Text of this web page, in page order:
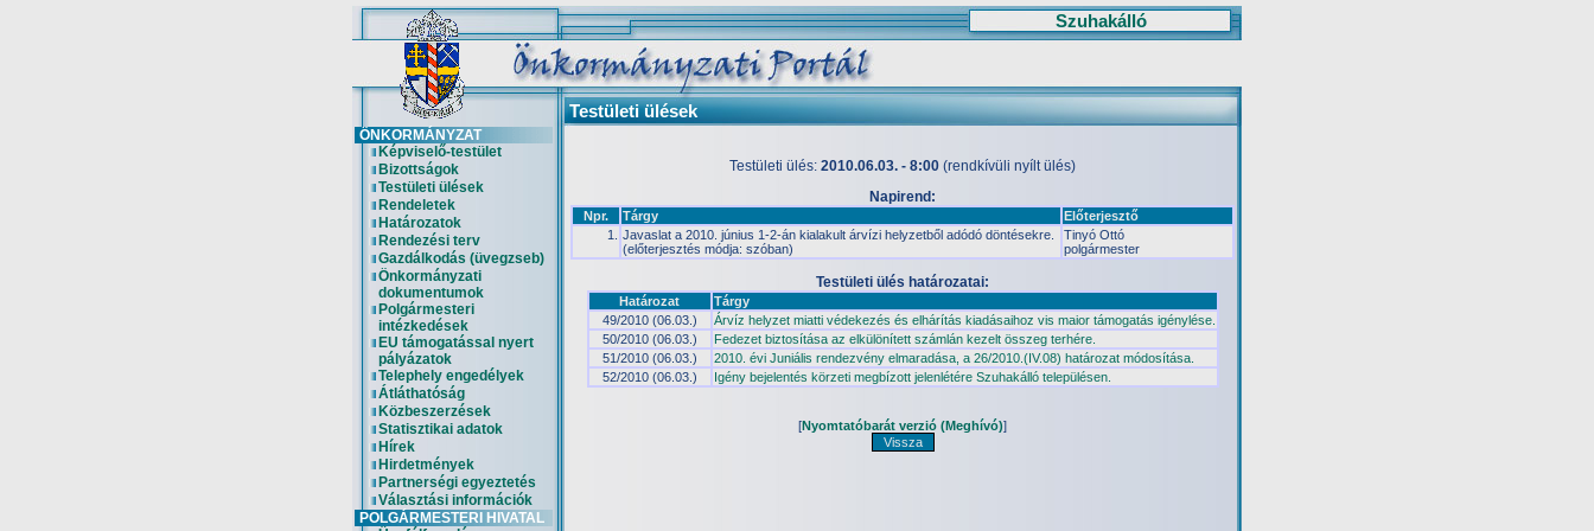
Szuhakálló
Testületi ülések
ÖNKORMÁNYZAT
Képviselő-testület
Bizottságok
Testületi ülések
Rendeletek
Határozatok
Rendezési terv
Gazdálkodás (üvegzseb)
Önkormányzati
dokumentumok
Polgármesteri
intézkedések
EU támogatással nyert
pályázatok
Telephely engedélyek
Átláthatóság
Közbeszerzések
Statisztikai adatok
Hírek
Hirdetmények
Partnerségi egyeztetés
Választási információk
POLGÁRMESTERI HIVATAL
Testületi ülés: 2010.06.03. - 8:00 (rendkívüli nyílt ülés)
Napirend:
Npr. Tárgy
Előterjesztő
1.
Javaslat a 2010. június 1-2-án kialakult árvízi helyzetből adódó döntésekre.
(előterjesztés módja: szóban)
Tinyó Ottó
polgármester
Testületi ülés határozatai:
Határozat
Tárgy
49/2010 (06.03.)
Árvíz helyzet miatti védekezés és elhárítás kiadásaihoz vis maior támogatás igénylése.
50/2010 (06.03.)
Fedezet biztosítása az elkülönített számlán kezelt összeg terhére.
51/2010 (06.03.)
2010. évi Juniális rendezvény elmaradása, a 26/2010.(IV.08) határozat módosítása.
52/2010 (06.03.)
Igény bejelentés körzeti megbízott jelenlétére Szuhakálló településen.
[Nyomtatóbarát verzió (Meghívó)]